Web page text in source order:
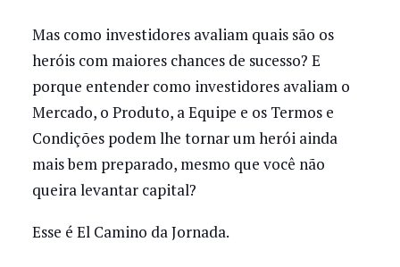
Mas como investidores avaliam quais são os
heróis com maiores chances de sucesso? E
porque entender como investidores avaliam o
Mercado, o Produto, a Equipe e os Termos e
Condições podem lhe tornar um herói ainda
mais bem preparado, mesmo que você não
queira levantar capital?
Esse é El Camino da Jornada.